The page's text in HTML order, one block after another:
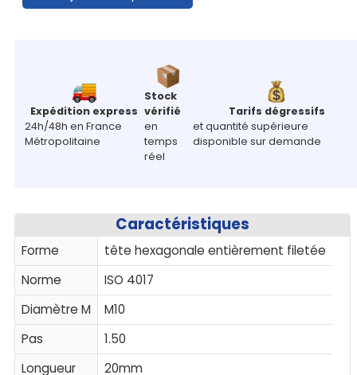
Expédition express
24h/48h en France
Métropolitaine
Stock
vérifié
en
temps
réel
Tarifs dégressifs
et quantité supérieure
disponible sur demande
Caractéristiques
Forme
tête hexagonale entièrement filetée
Norme
ISO 4017
Diamètre M
M10
Pas
1.50
Longueur
20mm